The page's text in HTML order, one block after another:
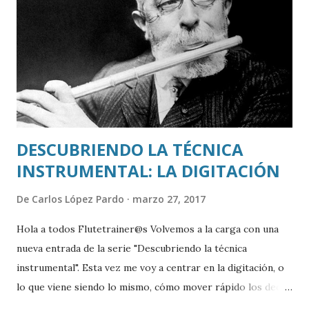
a vosotros o a vuestros alumnos, no dudéis en preguntarle.
Podéis contactar con ella por aquí , indicando que vuestra
consulta va dirigida a María José o en nuestro correo
electrónico educaflauta@gmail.com. No os perdáis sus
vídeos sobre la posición de la espalda y las manos. Para m...
DESCUBRIENDO LA TÉCNICA
INSTRUMENTAL: LA DIGITACIÓN
De Carlos López Pardo marzo 27, 2017
Hola a todos Flutetrainer@s Volvemos a la carga con una
nueva entrada de la serie "Descubriendo la técnica
instrumental". Esta vez me voy a centrar en la digitación, o
lo que viene siendo lo mismo, cómo mover rápido los dedos